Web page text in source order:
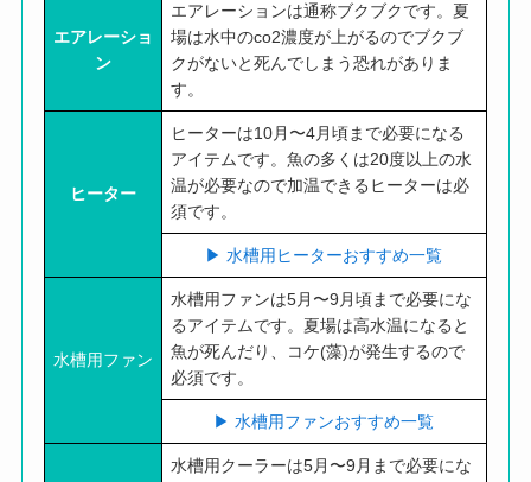
エアレーショ
ン
エアレーションは通称ブクブクです。夏
場は水中のco2濃度が上がるのでブクブ
クがないと死んでしまう恐れがありま
す。
ヒーター
ヒーターは10月〜4月頃まで必要になる
アイテムです。魚の多くは20度以上の水
温が必要なので加温できるヒーターは必
須です。
▶︎ 水槽用ヒーターおすすめ一覧
水槽用ファン
水槽用ファンは5月〜9月頃まで必要にな
るアイテムです。夏場は高水温になると
魚が死んだり、コケ(藻)が発生するので
必須です。
▶︎ 水槽用ファンおすすめ一覧
水槽用クーラーは5月〜9月まで必要にな